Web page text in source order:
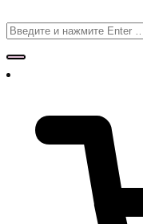
Поиск
для: